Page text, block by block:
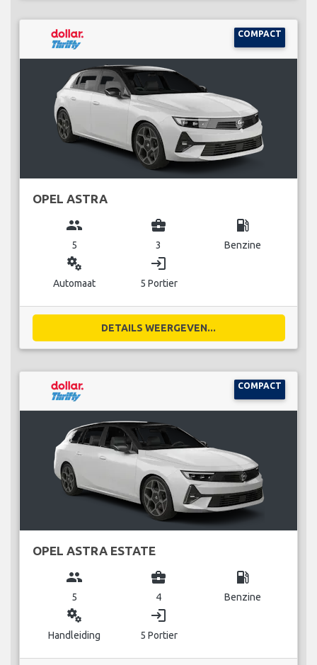
COMPACT
OPEL ASTRA
group
5
business_center
3
local_gas_station
Benzine
miscellaneous_services
Automaat
login
5 Portier
DETAILS WEERGEVEN...
COMPACT
OPEL ASTRA ESTATE
group
5
business_center
4
local_gas_station
Benzine
miscellaneous_services
Handleiding
login
5 Portier